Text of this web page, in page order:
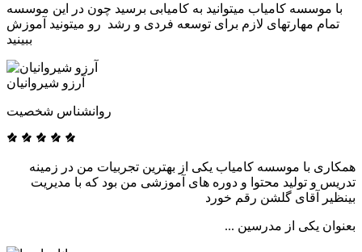
با موسسه کامیاب میتوانید به کامیابی برسید چون در این موسسه
تمام مهارتهای لازم برای توسعه فردی و رشد رو میتونید آموزش
ببینید
آرزو شیروانیان
روانشناس شخصیت
همکاری با موسسه کامیاب یکی از بهترین تجربیات من در زمینه
تدریس و تولید محتوا و دوره های آموزشی من بود که با مدیریت
بینظیر آقای گلشن رقم خورد
بعنوان یکی از مدرسین ...